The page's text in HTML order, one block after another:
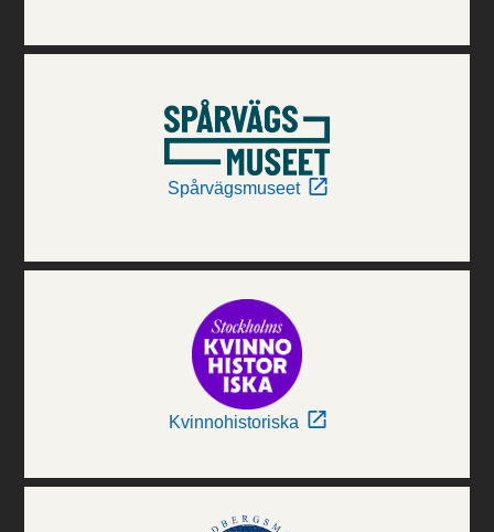
Spårvägsmuseet
Kvinnohistoriska